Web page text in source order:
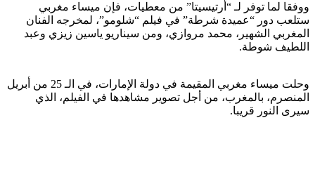
ووفقا لما توفر لـ “أرتيسيتا” من معطيات، فإن ميساء مغربي
ستلعب دور “عميدة شرطة” في فيلم “شلومو”، لمخرجه الفنان
المغربي الشهير، محمد مروازي، ومن سيناريو ياسين زيزي وعبد
اللطيف شوطة.
وحلت ميساء مغربي المقيمة في دولة الإمارات، في الـ 25 من أبريل
المنصرم، بالمغرب، من أجل تصوير مشاهدها في الفيلم، الذي
سيرى النور قريبا.